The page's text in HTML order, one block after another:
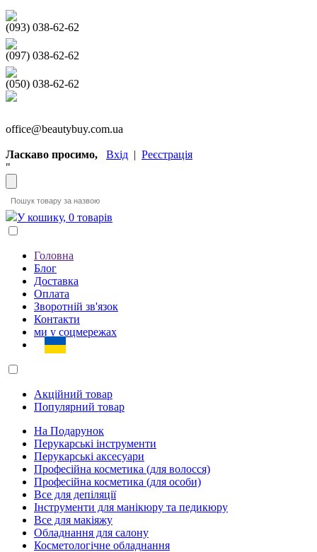
(093) 038-62-62
(097) 038-62-62
(050) 038-62-62
office@beautybuy.com.ua
Ласкаво просимо, Вхід | Реєстрація
"
У кошику, 0 товарів
Головна
Блог
Доставка
Оплата
Зворотній зв'язок
Контакти
ми у соцмережах
Акційний товар
Популярний товар
На Подарунок
Перукарські інструменти
Перукарські аксесуари
Професійна косметика (для волосся)
Професійна косметика (для особи)
Все для депіляції
Інструменти для манікюру та педикюру
Все для макіяжу
Обладнання для салону
Косметологічне обладнання